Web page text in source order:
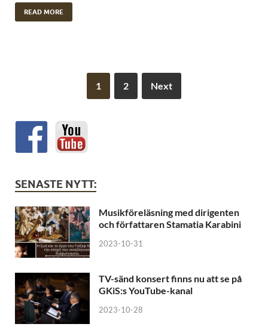
READ MORE
1 2 Next
SENASTE NYTT:
Musikföreläsning med dirigenten
och författaren Stamatia Karabini
2023-10-31
TV-sänd konsert finns nu att se på
GKiS:s YouTube-kanal
2023-10-28